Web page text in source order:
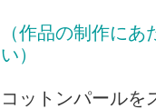
（作品の制作に
い）
コットンパールを